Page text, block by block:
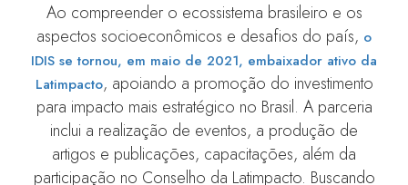
Ao compreender o ecossistema brasileiro e os
aspectos socioeconômicos e desafios do país, o
IDIS se tornou, em maio de 2021, embaixador ativo da
Latimpacto, apoiando a promoção do investimento
para impacto mais estratégico no Brasil. A parceria
inclui a realização de eventos, a produção de
artigos e publicações, capacitações, além da
participação no Conselho da Latimpacto. Buscando